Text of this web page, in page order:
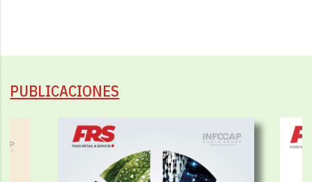
PUBLICACIONES